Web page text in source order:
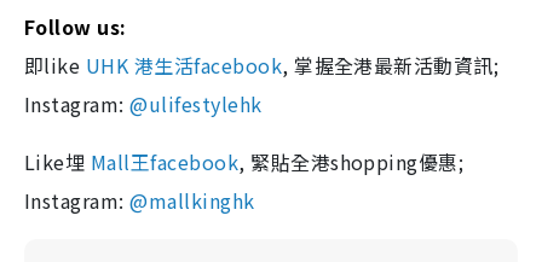
Follow us:
即like UHK 港生活facebook, 掌握全港最新活動資訊;
Instagram:@ulifestylehk
Like埋 Mall王facebook, 緊貼全港shopping優惠;
Instagram:@mallkinghk